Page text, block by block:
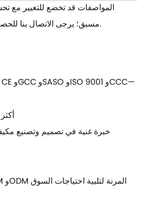
مسبق؛ يرجى الاتصال بنا للحصول على تفاصيل محددة.
أكثر من 30